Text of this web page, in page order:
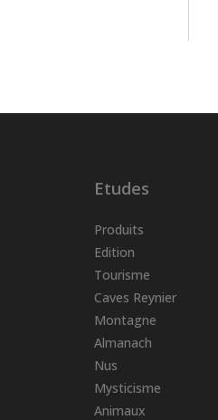
Etudes
Produits
Edition
Tourisme
Caves Reynier
Montagne
Almanach
Nus
Mysticisme
Animaux